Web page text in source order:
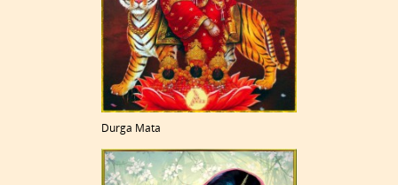
Durga Mata